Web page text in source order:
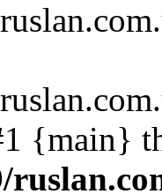
{main}